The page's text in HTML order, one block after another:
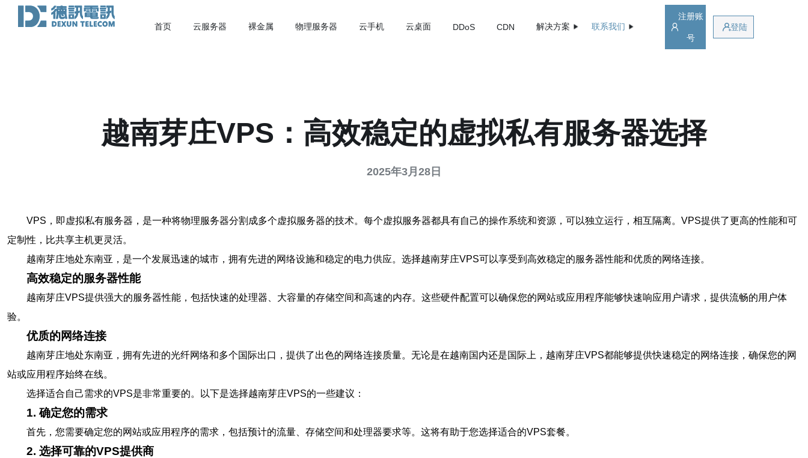
首页 云服务器 裸金属 物理服务器 云手机 云桌面 DDoS CDN 解决方案 联系我们
注册账
号
登陆
越南芽庄VPS：高效稳定的虚拟私有服务器选择
2025年3月28日
VPS，即虚拟私有服务器，是一种将物理服务器分割成多个虚拟服务器的技术。每个虚拟服务器都具有自己的操作系统和资源，可以独立运行，相互隔离。VPS提供了更高的性能和可
定制性，比共享主机更灵活。
越南芽庄地处东南亚，是一个发展迅速的城市，拥有先进的网络设施和稳定的电力供应。选择越南芽庄VPS可以享受到高效稳定的服务器性能和优质的网络连接。
高效稳定的服务器性能
越南芽庄VPS提供强大的服务器性能，包括快速的处理器、大容量的存储空间和高速的内存。这些硬件配置可以确保您的网站或应用程序能够快速响应用户请求，提供流畅的用户体
验。
优质的网络连接
越南芽庄地处东南亚，拥有先进的光纤网络和多个国际出口，提供了出色的网络连接质量。无论是在越南国内还是国际上，越南芽庄VPS都能够提供快速稳定的网络连接，确保您的网
站或应用程序始终在线。
选择适合自己需求的VPS是非常重要的。以下是选择越南芽庄VPS的一些建议：
1. 确定您的需求
首先，您需要确定您的网站或应用程序的需求，包括预计的流量、存储空间和处理器要求等。这将有助于您选择适合的VPS套餐。
2. 选择可靠的VPS提供商